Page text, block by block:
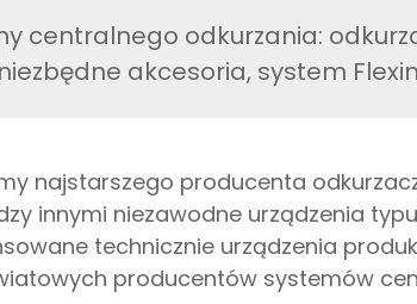
centralnego odkurzania:
akcesoria, system
najstarszego producenta
innymi niezawodne urządzenia
technicznie urządzenia
producentów systemów